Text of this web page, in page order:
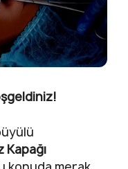
Kapağı